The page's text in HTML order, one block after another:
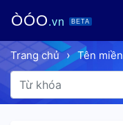
ÒÓO.vn BETA
Trang chủ›Tên miền